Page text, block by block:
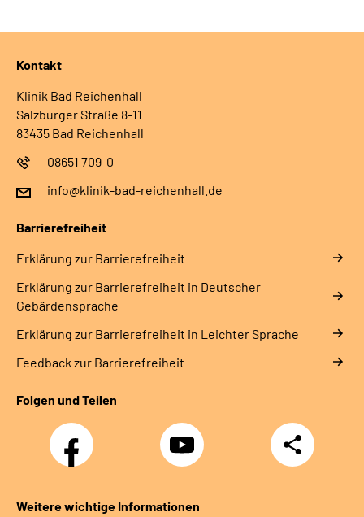
Kontakt
Klinik Bad Reichenhall
Salzburger Straße 8-11
83435 Bad Reichenhall
08651 709-0
info@klinik-bad-reichenhall.de
Barrierefreiheit
Erklärung zur Barrierefreiheit
Erklärung zur Barrierefreiheit in Deutscher
Gebärdensprache
Erklärung zur Barrierefreiheit in Leichter Sprache
Feedback zur Barrierefreiheit
Folgen und Teilen
Facebook YouTube
Teilen
Weitere wichtige Informationen